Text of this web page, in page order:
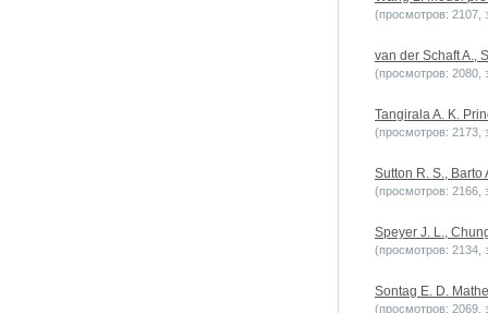
(просмотров: 2107,
van der Schaft A.,
(просмотров: 2080,
Tangirala A. K.
(просмотров: 2173,
Sutton R. S.,
(просмотров: 2166,
Speyer J. L.,
(просмотров: 2134,
Sontag E. D.
(просмотров: 2069,